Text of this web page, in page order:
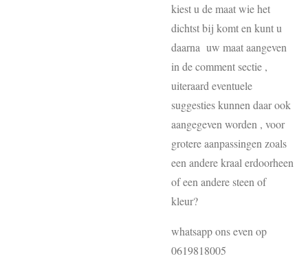
kiest u de maat wie het
dichtst bij komt en kunt u
daarna uw maat aangeven
in de comment sectie ,
uiteraard eventuele
suggesties kunnen daar ook
aangegeven worden , voor
grotere aanpassingen zoals
een andere kraal erdoorheen
of een andere steen of
kleur?
whatsapp ons even op
0619818005